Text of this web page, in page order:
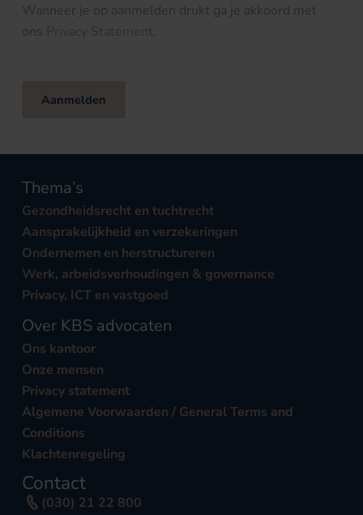
Wanneer je op aanmelden drukt ga je akkoord met
ons Privacy Statement.
Aanmelden
Thema’s
Gezondheidsrecht en tuchtrecht
Aansprakelijkheid en verzekeringen
Ondernemen en herstructureren
Werk, arbeidsverhoudingen & governance
Privacy, ICT en vastgoed
Over KBS advocaten
Ons kantoor
Onze mensen
Privacy statement
Algemene Voorwaarden / General Terms and
Conditions
Klachtenregeling
Contact
(030) 21 22 800